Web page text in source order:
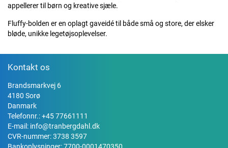
appellerer til børn og kreative sjæle.
Fluffy-bolden er en oplagt gaveidé til både små og store, der elsker
bløde, unikke legetøjsoplevelser.
Kontakt os
Brandsmarkvej 6
4180 Sorø
Danmark
Telefonnr.:+45 77661111
E-mail: info@tranbergdahl.dk
CVR-nummer: 3738 3597